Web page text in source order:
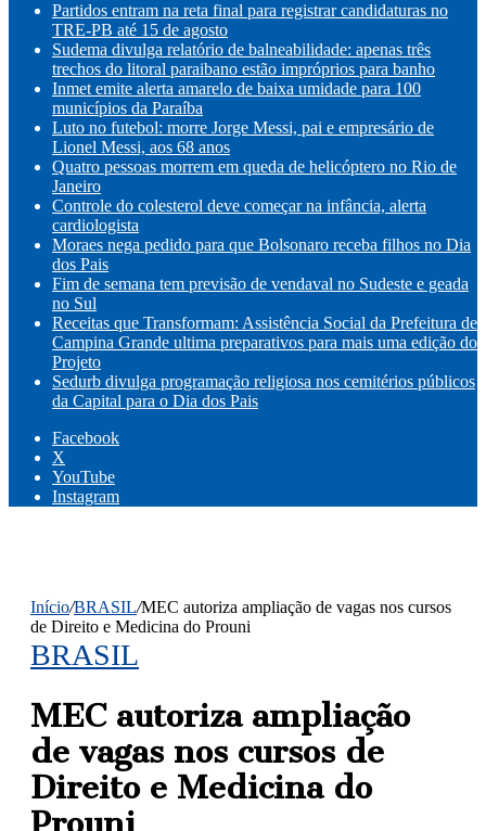
Partidos entram na reta final para registrar candidaturas no
TRE-PB até 15 de agosto
Sudema divulga relatório de balneabilidade: apenas três
trechos do litoral paraibano estão impróprios para banho
Inmet emite alerta amarelo de baixa umidade para 100
municípios da Paraíba
Luto no futebol: morre Jorge Messi, pai e empresário de
Lionel Messi, aos 68 anos
Quatro pessoas morrem em queda de helicóptero no Rio de
Janeiro
Controle do colesterol deve começar na infância, alerta
cardiologista
Moraes nega pedido para que Bolsonaro receba filhos no Dia
dos Pais
Fim de semana tem previsão de vendaval no Sudeste e geada
no Sul
Receitas que Transformam: Assistência Social da Prefeitura de
Campina Grande ultima preparativos para mais uma edição do
Projeto
Sedurb divulga programação religiosa nos cemitérios públicos
da Capital para o Dia dos Pais
Facebook
X
YouTube
Instagram
Início/BRASIL/MEC autoriza ampliação de vagas nos cursos
de Direito e Medicina do Prouni
BRASIL
MEC autoriza ampliação
de vagas nos cursos de
Direito e Medicina do
Prouni